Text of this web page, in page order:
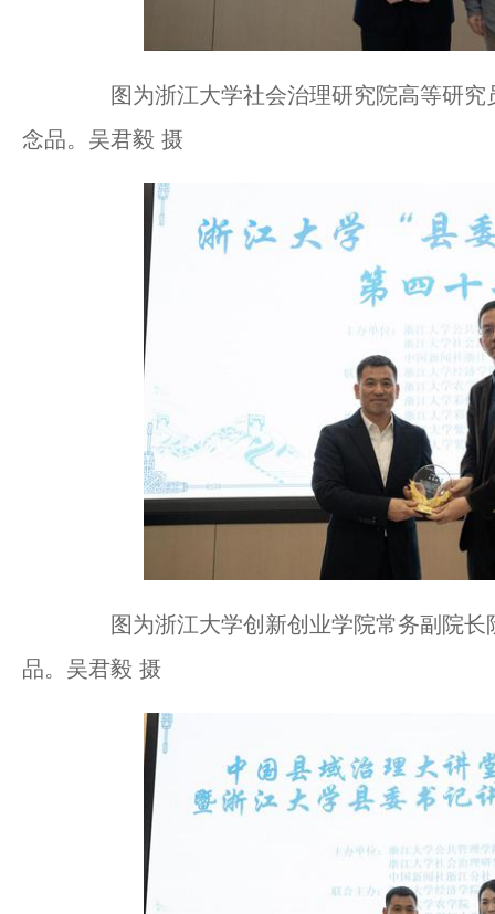
图为浙江大学社会治理研究院高等研究
念品。吴君毅 摄
图为浙江大学创新创业学院常务副院长
品。吴君毅 摄